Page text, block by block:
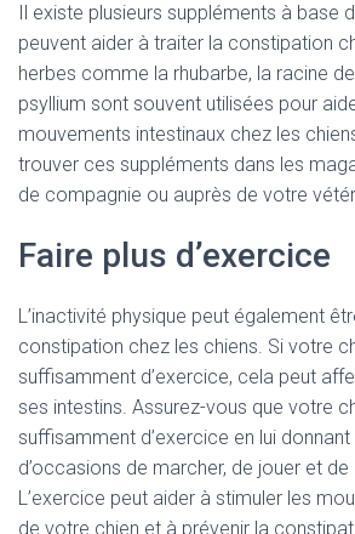
Il existe plusieurs suppléments à base
peuvent aider à traiter la constipation
herbes comme la rhubarbe, la racine
psyllium sont souvent utilisées pour
mouvements intestinaux chez les
trouver ces suppléments dans les
de compagnie ou auprès de votre
Faire plus d’exercice
L’inactivité physique peut également
constipation chez les chiens. Si votre
suffisamment d’exercice, cela peut
ses intestins. Assurez-vous que votre
suffisamment d’exercice en lui
d’occasions de marcher, de jouer et
L’exercice peut aider à stimuler les
de votre chien et à prévenir la